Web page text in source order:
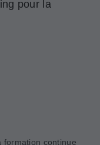
pour la
formation continue